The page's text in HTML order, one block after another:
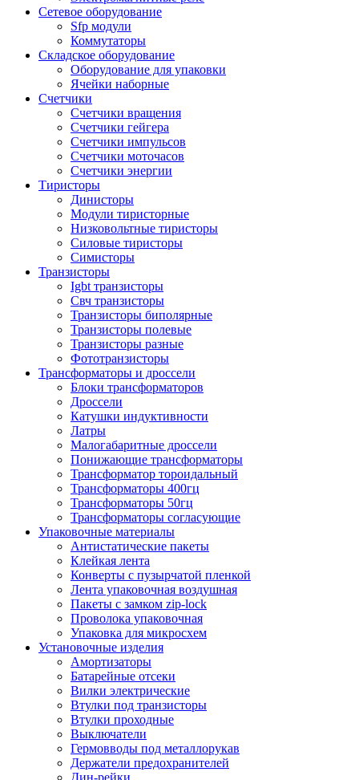
Сетевое оборудование
Sfp модули
Коммутаторы
Складское оборудование
Оборудование для упаковки
Ячейки наборные
Счетчики
Счетчики вращения
Счетчики гейгера
Счетчики импульсов
Счетчики моточасов
Счетчики энергии
Тиристоры
Динисторы
Модули тиристорные
Низковольтные тиристоры
Силовые тиристоры
Симисторы
Транзисторы
Igbt транзисторы
Свч транзисторы
Транзисторы биполярные
Транзисторы полевые
Транзисторы разные
Фототранзисторы
Трансформаторы и дроссели
Блоки трансформаторов
Дроссели
Катушки индуктивности
Латры
Малогабаритные дроссели
Понижающие трансформаторы
Трансформатор тороидальный
Трансформаторы 400гц
Трансформаторы 50гц
Трансформаторы согласующие
Упаковочные материалы
Антистатические пакеты
Клейкая лента
Конверты с пузырчатой пленкой
Лента упаковочная воздушная
Пакеты с замком zip-lock
Проволока упаковочная
Упаковка для микросхем
Установочные изделия
Амортизаторы
Батарейные отсеки
Вилки электрические
Втулки под транзисторы
Втулки проходные
Выключатели
Гермовводы под металлорукав
Держатели предохранителей
Дин-рейки